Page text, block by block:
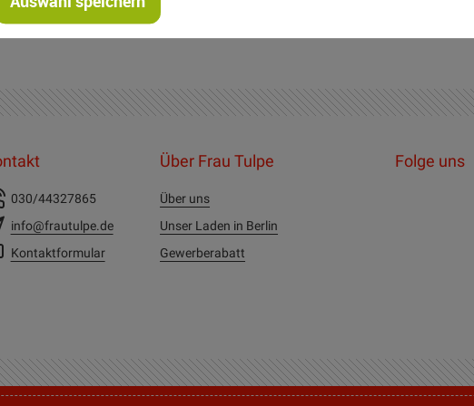
030/44327865
info@frautulpe.de
Kontaktformular
Über Frau Tulpe
Über uns
Unser Laden in Berlin
Gewerberabatt
Folge uns